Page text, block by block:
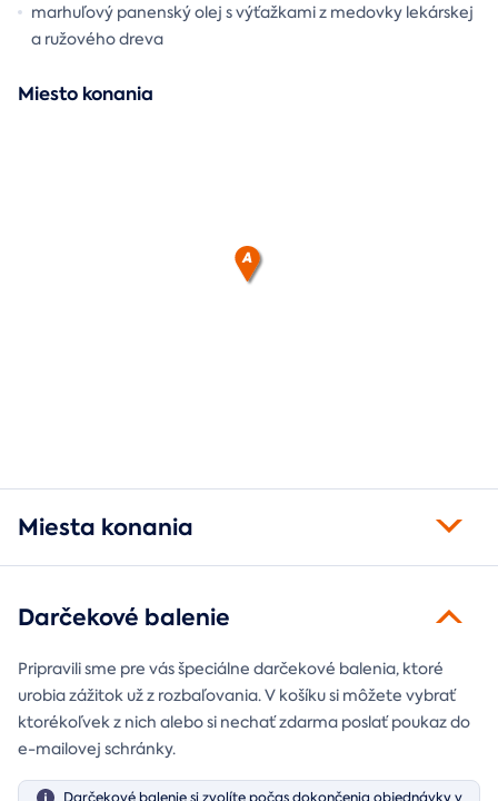
marhuľový panenský olej s výťažkami z medovky lekárskej
a ružového dreva
Miesto konania
Miesta konania
Darčekové balenie
Pripravili sme pre vás špeciálne darčekové balenia, ktoré
urobia zážitok už z rozbaľovania. V košíku si môžete vybrať
ktorékoľvek z nich alebo si nechať zdarma poslať poukaz do
e-mailovej schránky.
Darčekové balenie si zvolíte počas dokončenia objednávky v